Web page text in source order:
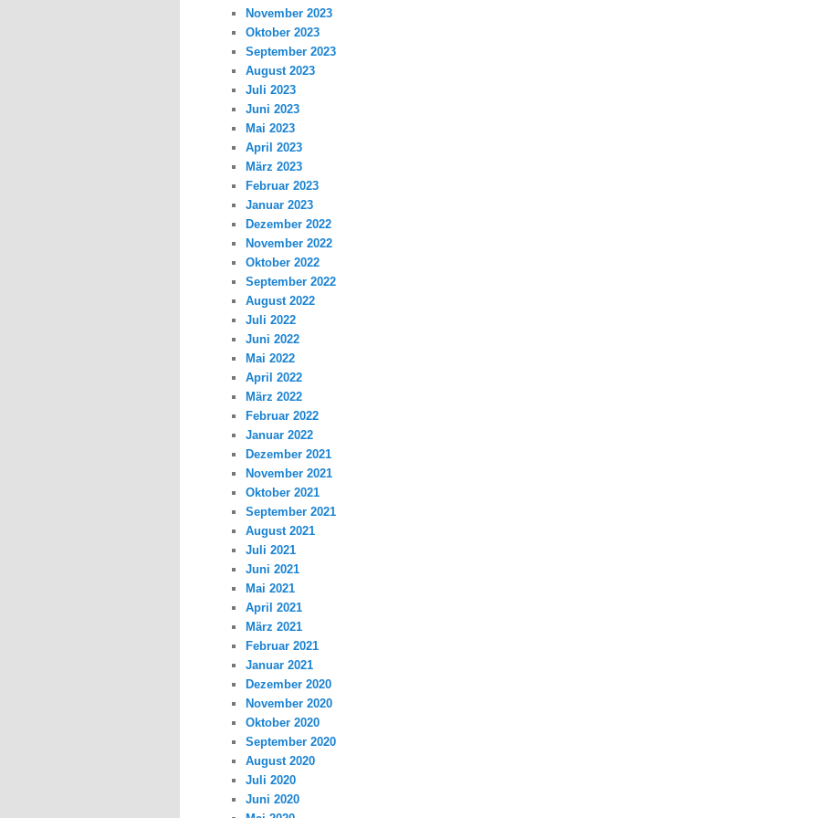
November 2023
Oktober 2023
September 2023
August 2023
Juli 2023
Juni 2023
Mai 2023
April 2023
März 2023
Februar 2023
Januar 2023
Dezember 2022
November 2022
Oktober 2022
September 2022
August 2022
Juli 2022
Juni 2022
Mai 2022
April 2022
März 2022
Februar 2022
Januar 2022
Dezember 2021
November 2021
Oktober 2021
September 2021
August 2021
Juli 2021
Juni 2021
Mai 2021
April 2021
März 2021
Februar 2021
Januar 2021
Dezember 2020
November 2020
Oktober 2020
September 2020
August 2020
Juli 2020
Juni 2020